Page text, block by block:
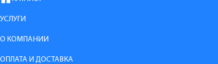
УСЛУГИ
О КОМПАНИИ
ОПЛАТА И ДОСТАВКА